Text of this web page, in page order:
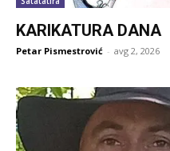
KARIKATURA DANA
Petar Pismestrović - avg 2, 2026